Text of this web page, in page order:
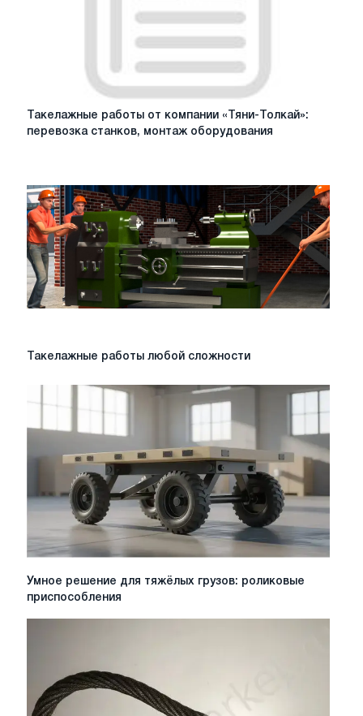
Такелажные
Толкай»:
перевозка
станков,
монтаж
оборудования
Такелажные работы от компании «Тяни-Толкай»:
перевозка станков, монтаж оборудования
Такелажные
любой
Такелажные работы любой сложности
Умное
решение
приспособления
Умное решение для тяжёлых грузов: роликовые
приспособления